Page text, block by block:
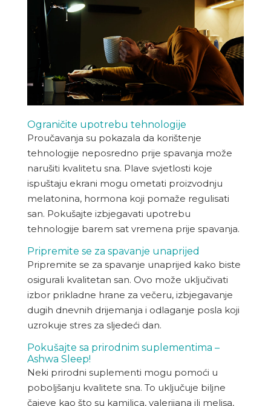
Ograničite upotrebu tehnologije
Proučavanja su pokazala da korištenje
tehnologije neposredno prije spavanja može
narušiti kvalitetu sna. Plave svjetlosti koje
ispuštaju ekrani mogu ometati proizvodnju
melatonina, hormona koji pomaže regulisati
san. Pokušajte izbjegavati upotrebu
tehnologije barem sat vremena prije spavanja.
Pripremite se za spavanje unaprijed
Pripremite se za spavanje unaprijed kako biste
osigurali kvalitetan san. Ovo može uključivati ​​
izbor prikladne hrane za večeru, izbjegavanje
dugih dnevnih drijemanja i odlaganje posla koji
uzrokuje stres za sljedeći dan.
Pokušajte sa prirodnim suplementima –
Ashwa Sleep!
Neki prirodni suplementi mogu pomoći u
poboljšanju kvalitete sna. To uključuje biljne
čajeve kao što su kamilica, valerijana ili melisa,